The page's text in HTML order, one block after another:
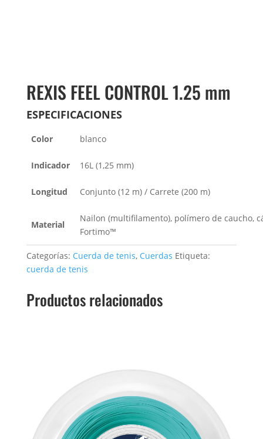
REXIS FEEL CONTROL 1.25 mm
ESPECIFICACIONES
Color blanco
Indicador 16L (1,25 mm)
Longitud Conjunto (12 m) / Carrete (200 m)
Material
Nailon (multifilamento), polímero de caucho,
Fortimo™
Categorías: Cuerda de tenis, Cuerdas Etiqueta:
cuerda de tenis
Productos relacionados